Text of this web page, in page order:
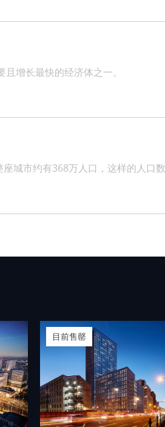
增长最快的经济体之一。
城市约有368万人口，这样的人口
目前售罄